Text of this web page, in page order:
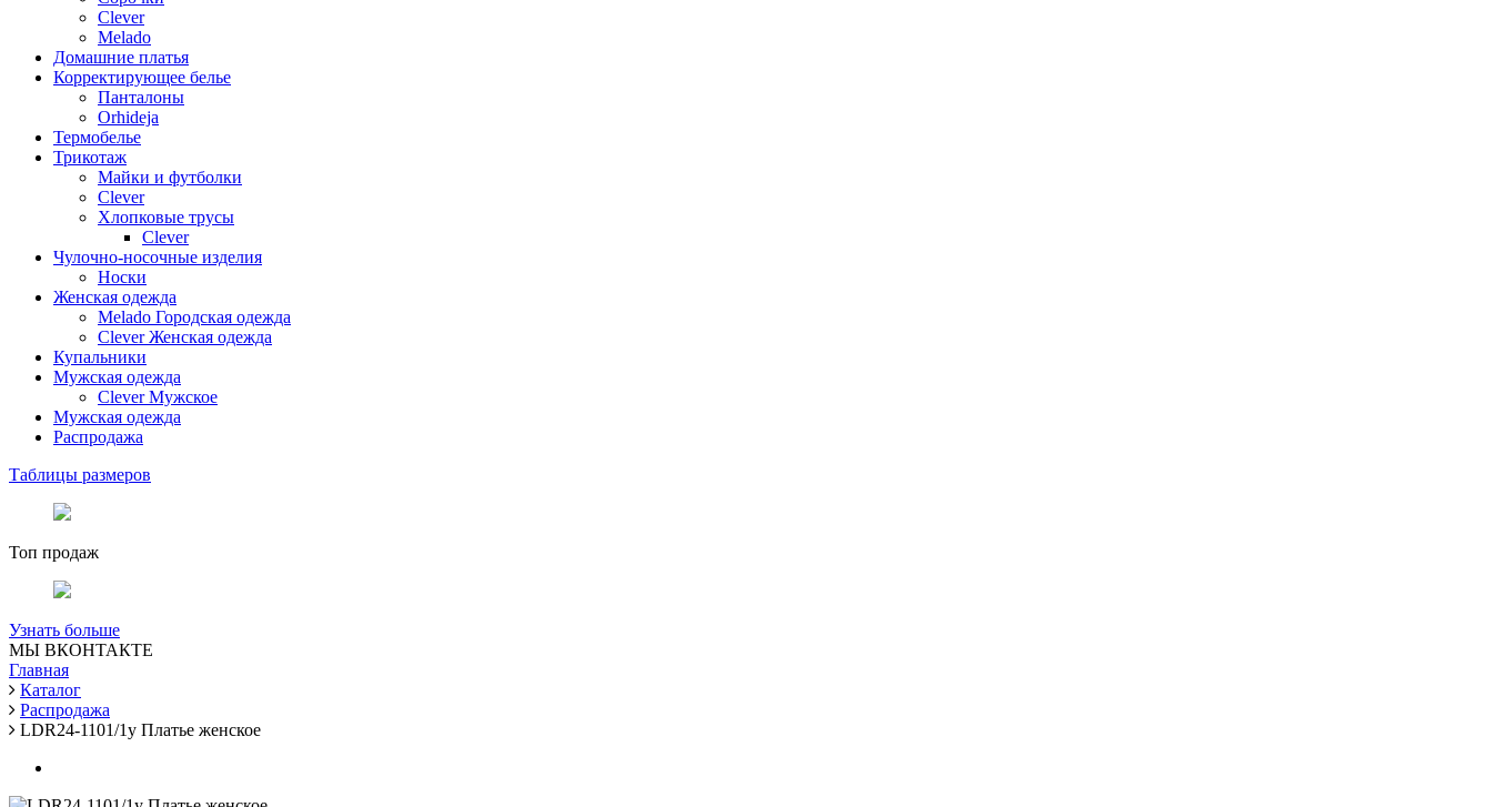
Clever
Melado
Домашние платья
Корректирующее белье
Панталоны
Orhideja
Термобелье
Трикотаж
Майки и футболки
Clever
Хлопковые трусы
Clever
Чулочно-носочные изделия
Носки
Женская одежда
Melado Городская одежда
Clever Женская одежда
Купальники
Мужская одежда
Clever Мужское
Мужская одежда
Распродажа
Таблицы размеров
Топ продаж
Узнать больше
МЫ ВКОНТАКТЕ
Главная
Каталог
Распродажа
LDR24-1101/1у Платье женское